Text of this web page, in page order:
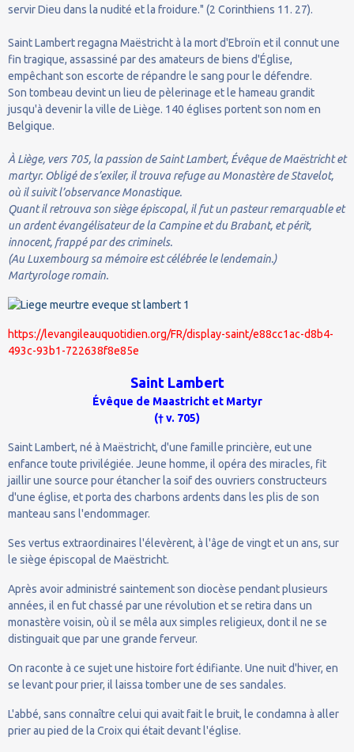
servir Dieu dans la nudité et la froidure." (2 Corinthiens 11. 27).
Saint Lambert regagna Maëstricht à la mort d'Ebroïn et il connut une
fin tragique, assassiné par des amateurs de biens d'Église,
empêchant son escorte de répandre le sang pour le défendre.
Son tombeau devint un lieu de pèlerinage et le hameau grandit
jusqu'à devenir la ville de Liège. 140 églises portent son nom en
Belgique.
À Liège, vers 705, la passion de Saint Lambert, Évêque de Maëstricht et
martyr. Obligé de s’exiler, il trouva refuge au Monastère de Stavelot,
où il suivit l’observance Monastique.
Quant il retrouva son siège épiscopal, il fut un pasteur remarquable et
un ardent évangélisateur de la Campine et du Brabant, et périt,
innocent, frappé par des criminels.
(Au Luxembourg sa mémoire est célébrée le lendemain.)
Martyrologe romain.
https://levangileauquotidien.org/FR/display-saint/e88cc1ac-d8b4-
493c-93b1-722638f8e85e
Saint Lambert
Évêque de Maastricht et Martyr
(† v. 705)
Saint Lambert, né à Maëstricht, d'une famille princière, eut une
enfance toute privilégiée. Jeune homme, il opéra des miracles, fit
jaillir une source pour étancher la soif des ouvriers constructeurs
d'une église, et porta des charbons ardents dans les plis de son
manteau sans l'endommager.
Ses vertus extraordinaires l'élevèrent, à l'âge de vingt et un ans, sur
le siège épiscopal de Maëstricht.
Après avoir administré saintement son diocèse pendant plusieurs
années, il en fut chassé par une révolution et se retira dans un
monastère voisin, où il se mêla aux simples religieux, dont il ne se
distinguait que par une grande ferveur.
On raconte à ce sujet une histoire fort édifiante. Une nuit d'hiver, en
se levant pour prier, il laissa tomber une de ses sandales.
L'abbé, sans connaître celui qui avait fait le bruit, le condamna à aller
prier au pied de la Croix qui était devant l'église.